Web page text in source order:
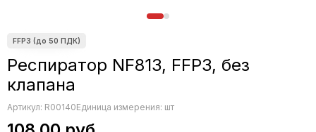
Респиратор NF813, FFP3, без
клапана
Артикул: R00140Единица измерения: шт